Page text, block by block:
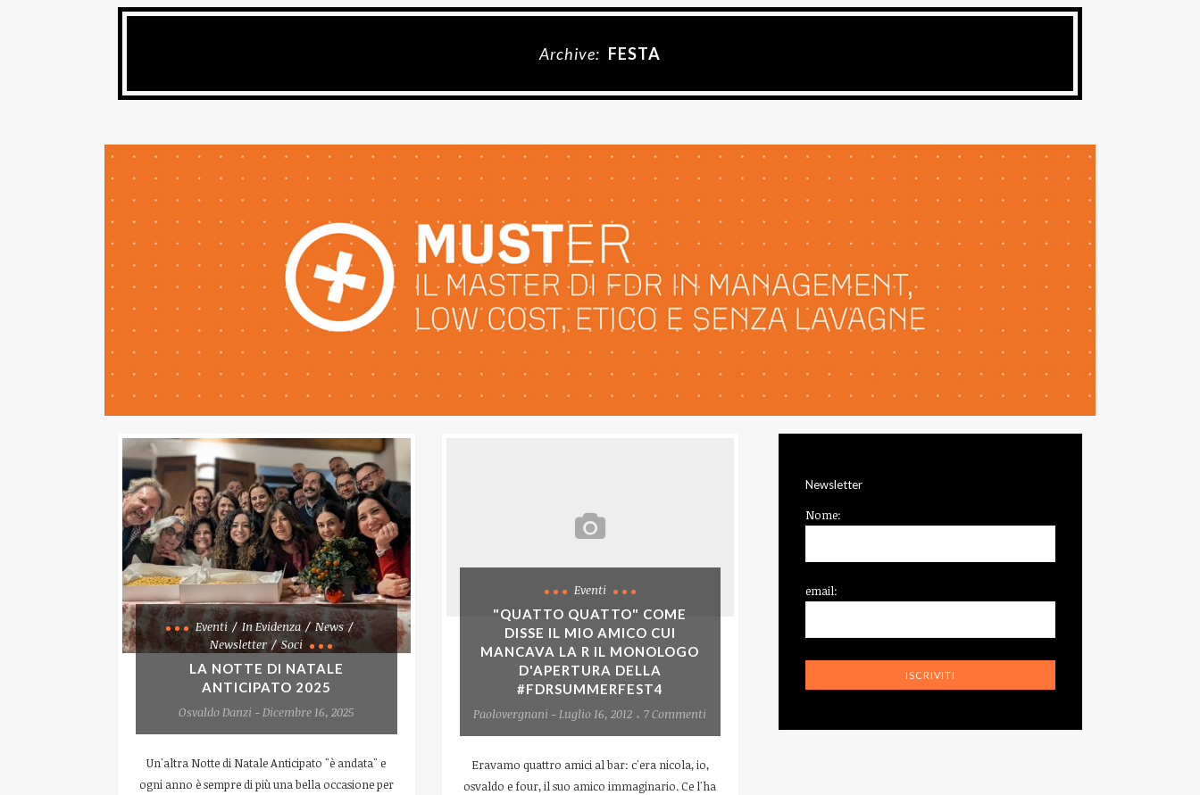
Archive: FESTA
Eventi In Evidenza
News
Newsletter
Soci
LA NOTTE DI NATALE
ANTICIPATO 2025
Osvaldo Danzi - Dicembre 16, 2025
Un'altra Notte di Natale Anticipato "è andata" e
ogni anno è sempre di più una bella occasione per
Eventi
"QUATTO QUATTO" COME
DISSE IL MIO AMICO CUI
MANCAVA LA R IL MONOLOGO
D'APERTURA DELLA
#FDRSUMMERFEST4
Paolovergnani - Luglio 16, 2012
7 Commenti
Eravamo quattro amici al bar: c'era nicola, io,
osvaldo e four, il suo amico immaginario. Ce l'ha
Newsletter
Nome:
email: